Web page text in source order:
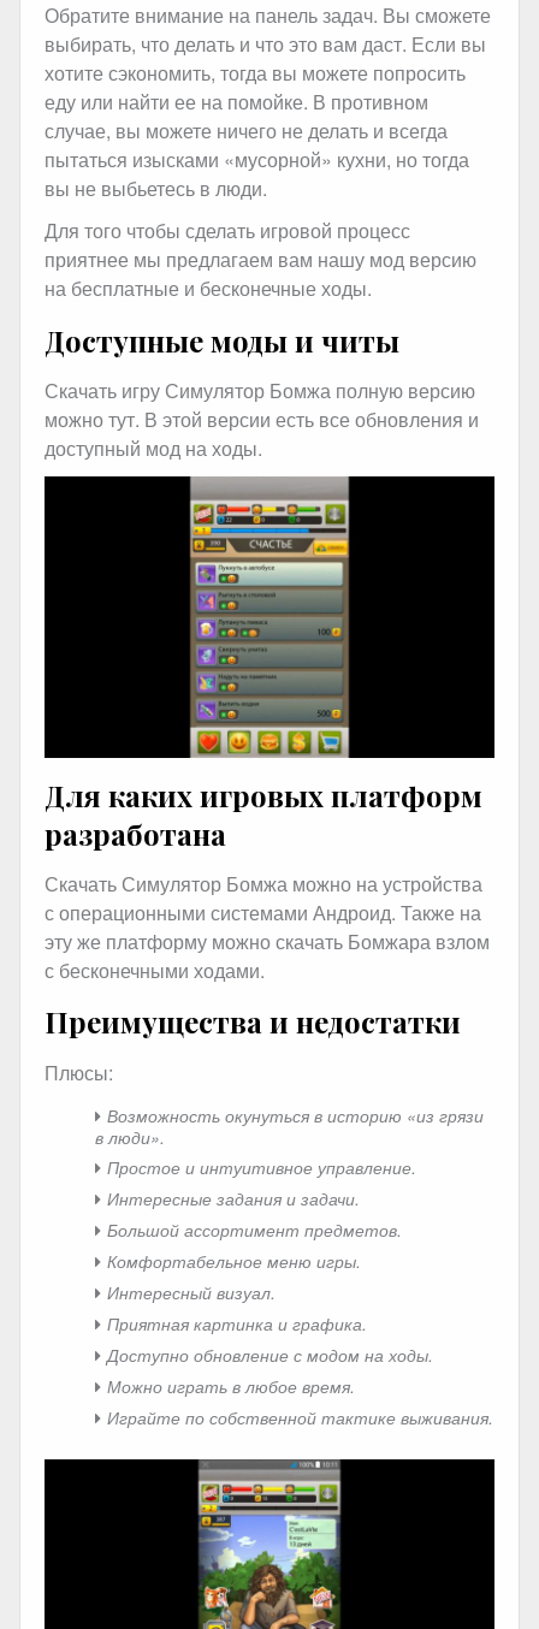
Обратите внимание на панель задач. Вы сможете
выбирать, что делать и что это вам даст. Если вы
хотите сэкономить, тогда вы можете попросить
еду или найти ее на помойке. В противном
случае, вы можете ничего не делать и всегда
пытаться изысками «мусорной» кухни, но тогда
вы не выбьетесь в люди.
Для того чтобы сделать игровой процесс
приятнее мы предлагаем вам нашу мод версию
на бесплатные и бесконечные ходы.
Доступные моды и читы
Скачать игру Симулятор Бомжа полную версию
можно тут. В этой версии есть все обновления и
доступный мод на ходы.
Для каких игровых платформ
разработана
Скачать Симулятор Бомжа можно на устройства
с операционными системами Андроид. Также на
эту же платформу можно скачать Бомжара взлом
с бесконечными ходами.
Преимущества и недостатки
Плюсы:
Возможность окунуться в историю «из грязи
в люди».
Простое и интуитивное управление.
Интересные задания и задачи.
Большой ассортимент предметов.
Комфортабельное меню игры.
Интересный визуал.
Приятная картинка и графика.
Доступно обновление с модом на ходы.
Можно играть в любое время.
Играйте по собственной тактике выживания.